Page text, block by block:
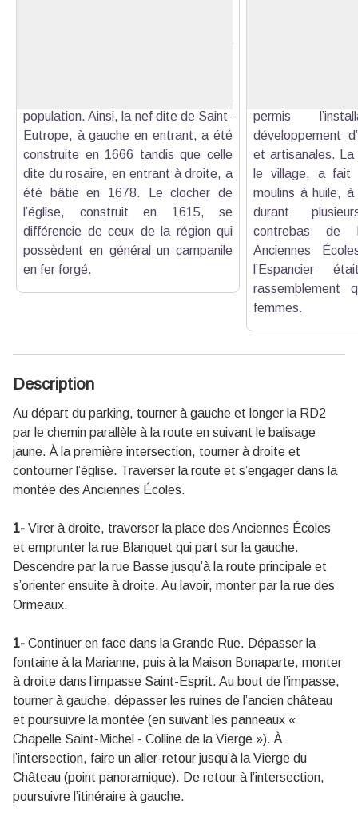
population. Ainsi, la nef dite de Saint-
Eutrope, à gauche en entrant, a été
construite en 1666 tandis que celle
dite du rosaire, en entrant à droite, a
été bâtie en 1678. Le clocher de
l’église, construit en 1615, se
différencie de ceux de la région qui
possèdent en général un campanile
en fer forgé.
permis
développement
et artisanales.
le village, a fait
moulins à huile,
durant
contrebas de
Anciennes
l’Espancier
rassemblement
femmes.
Description
Au départ du parking, tourner à gauche et longer la RD2
par le chemin parallèle à la route en suivant le balisage
jaune. À la première intersection, tourner à droite et
contourner l’église. Traverser la route et s’engager dans la
montée des Anciennes Écoles.
1- Virer à droite, traverser la place des Anciennes Écoles
et emprunter la rue Blanquet qui part sur la gauche.
Descendre par la rue Basse jusqu’à la route principale et
s’orienter ensuite à droite. Au lavoir, monter par la rue des
Ormeaux.
1- Continuer en face dans la Grande Rue. Dépasser la
fontaine à la Marianne, puis à la Maison Bonaparte, monter
à droite dans l’impasse Saint-Esprit. Au bout de l’impasse,
tourner à gauche, dépasser les ruines de l’ancien château
et poursuivre la montée (en suivant les panneaux «
Chapelle Saint-Michel - Colline de la Vierge »). À
l’intersection, faire un aller-retour jusqu’à la Vierge du
Château (point panoramique). De retour à l’intersection,
poursuivre l’itinéraire à gauche.